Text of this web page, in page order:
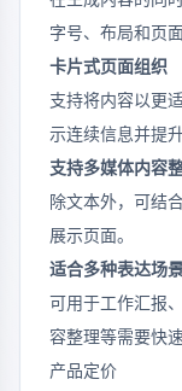
字号、布局和页
卡片式页面组织
支持将内容以更
示连续信息并提
支持多媒体内容
除文本外，可结
展示页面。
适合多种表达场
可用于工作汇报
容整理等需要快
产品定价